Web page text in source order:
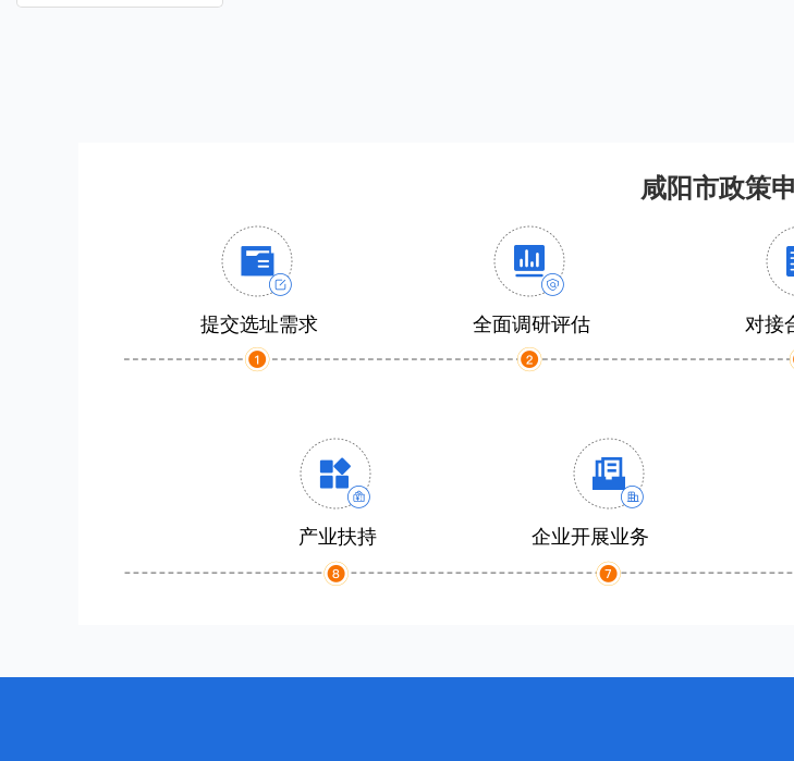
咸阳市政策
提交选址需求 全面调研评估 对接
产业扶持 企业开展业务